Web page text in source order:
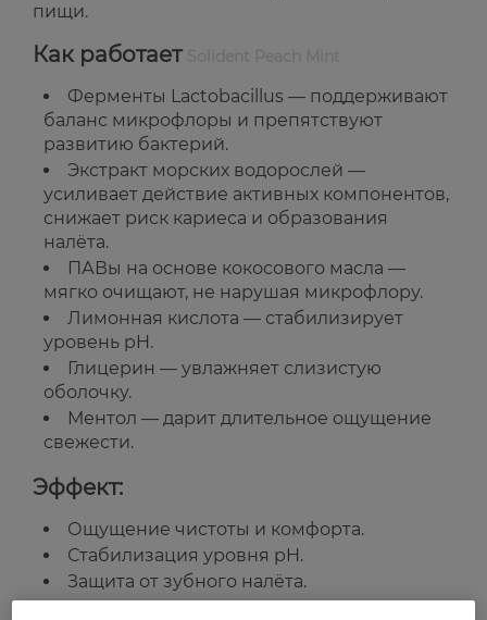
пищи.
Как работает
Ферменты Lactobacillus — поддерживают
баланс микрофлоры и препятствуют
развитию бактерий.
Экстракт морских водорослей —
усиливает действие активных компонентов,
снижает риск кариеса и образования
налёта.
ПАВы на основе кокосового масла —
мягко очищают, не нарушая микрофлору.
Лимонная кислота — стабилизирует
уровень pH.
Глицерин — увлажняет слизистую
оболочку.
Ментол — дарит длительное ощущение
свежести.
Эффект:
Ощущение чистоты и комфорта.
Стабилизация уровня pH.
Защита от зубного налёта.